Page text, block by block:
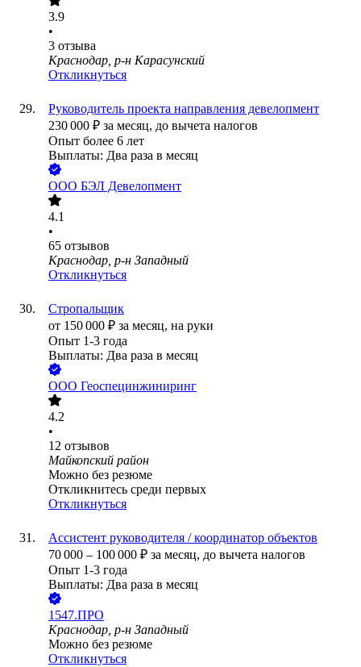
3.9
•
3 отзыва
Краснодар, р-н Карасунский
Откликнуться
Руководитель проекта направления девелопмент
230 000 ₽ за месяц, до вычета налогов
Опыт более 6 лет
Выплаты: Два раза в месяц
ООО БЭЛ Девелопмент
4.1
•
65 отзывов
Краснодар, р-н Западный
Откликнуться
Стропальщик
от 150 000 ₽ за месяц, на руки
Опыт 1-3 года
Выплаты: Два раза в месяц
ООО Геоспецинжиниринг
4.2
•
12 отзывов
Майкопский район
Можно без резюме
Откликнитесь среди первых
Откликнуться
Ассистент руководителя / координатор объектов
70 000 – 100 000 ₽ за месяц, до вычета налогов
Опыт 1-3 года
Выплаты: Два раза в месяц
1547.ПРО
Краснодар, р-н Западный
Можно без резюме
Откликнуться